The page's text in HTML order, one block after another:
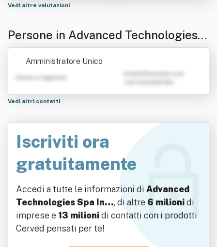
Vedi altre valutazioni
Persone in Advanced Technologies S
pa In Sigla At Spa
Amministratore Unico
Nome e Cognome
Vedi altri contatti
Iscriviti ora
gratuitamente
Accedi a tutte le informazioni di Advanced
Technologies Spa In…, di altre 6 milionidi
imprese e 13 milionidi contatti con i prodotti
Cerved pensati per te!